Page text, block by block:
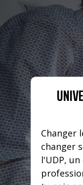
Changer
changer
l'UDP,